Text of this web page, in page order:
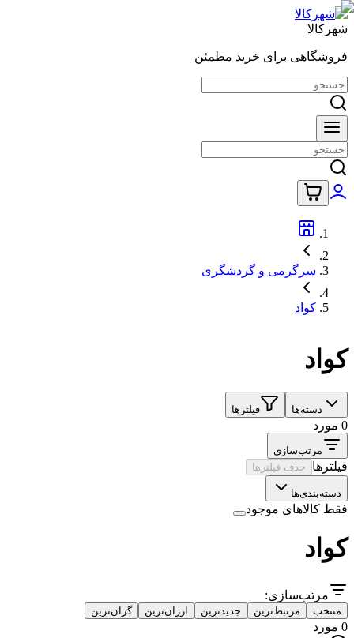
شهرکالا
فروشگاهی برای خرید مطمئن
سرگرمی و گردشگری
کواد
کواد
دسته‌ها فیلترها
0 مورد
مرتب‌سازی
فیلترها حذف فیلترها
دسته‌بندی‌ها
فقط کالاهای موجود
کواد
مرتب‌سازی:
منتخب مرتبط‌ترین جدیدترین ارزان‌ترین گران‌ترین
0 مورد